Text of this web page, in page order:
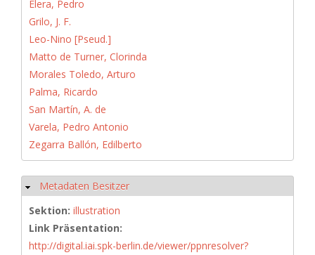
Elera, Pedro
Grilo, J. F.
Leo-Nino [Pseud.]
Matto de Turner, Clorinda
Morales Toledo, Arturo
Palma, Ricardo
San Martín, A. de
Varela, Pedro Antonio
Zegarra Ballón, Edilberto
Ausblenden
Metadaten Besitzer
Sektion: illustration
Link Präsentation:
http://digital.iai.spk-berlin.de/viewer/ppnresolver?